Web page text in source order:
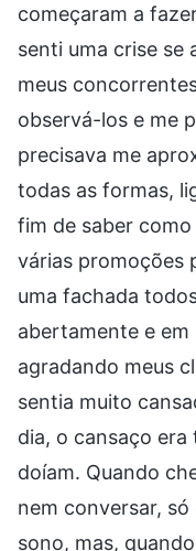
começaram a
senti uma crise se
meus
observá-los e me
precisava me
todas as formas,
fim de saber
várias promoções
uma fachada
abertamente e em
agradando meus
sentia muito
dia, o cansaço
doíam. Quando
nem conversar,
sono, mas,